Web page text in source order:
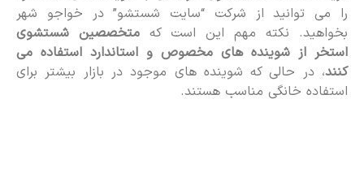
را می توانید از شرکت “سایت شستشو” در خواجو شهر
بخواهید. نکته مهم این است که متخصصین شستشوی
استخر از شوینده های مخصوص و استاندارد استفاده می
کنند، در حالی که شوینده های موجود در بازار بیشتر برای
استفاده خانگی مناسب هستند.